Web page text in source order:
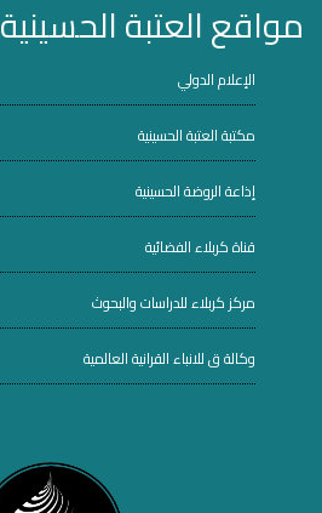
مواقع العتبة الحسينية
الإعلام الدولي
مكتبة العتبة الحسينية
إذاعة الروضة الحسينية
قناة كربلاء الفضائية
مركز كربلاء للدراسات والبحوث
وكالة ق للانباء القرانية العالمية